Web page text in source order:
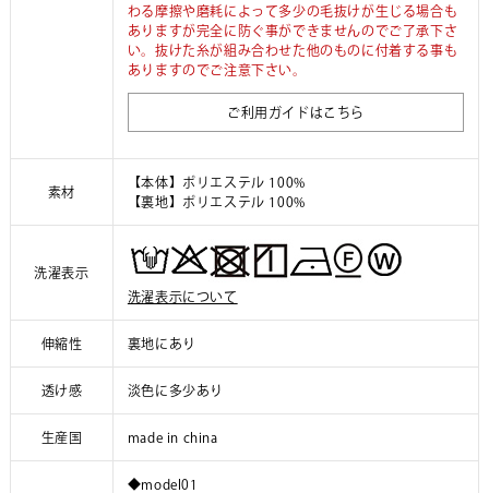
わる摩擦や磨耗によって多少の毛抜けが生じる場合も
ありますが完全に防ぐ事ができませんのでご了承下さ
い。抜けた糸が組み合わせた他のものに付着する事も
ありますのでご注意下さい。
ご利用ガイドはこちら
素材
【本体】ポリエステル 100%
【裏地】ポリエステル 100%
洗濯表示
洗濯表示について
伸縮性 裏地にあり
透け感 淡色に多少あり
生産国 made in china
◆model01